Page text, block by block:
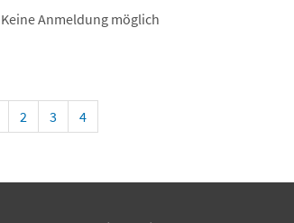
Keine Anmeldung möglich
2 3 4